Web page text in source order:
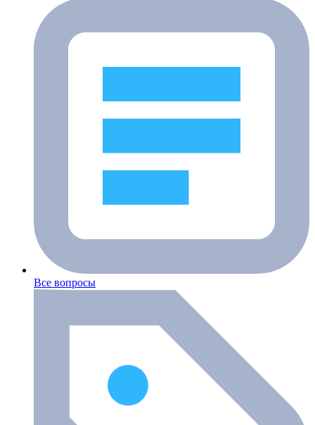
Все вопросы